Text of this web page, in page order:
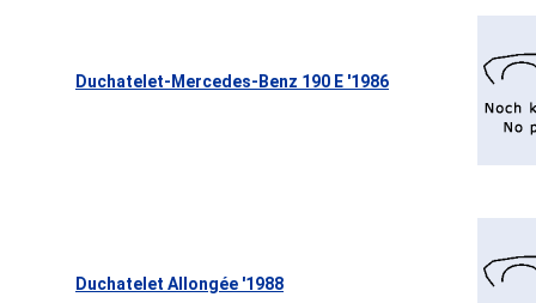
Duchatelet-Mercedes-Benz 190 E '1986
Duchatelet Allongée '1988